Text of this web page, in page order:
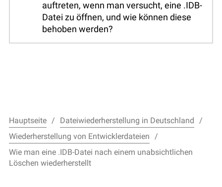
auftreten, wenn man versucht, eine .IDB-
Datei zu öffnen, und wie können diese
behoben werden?
Hauptseite
Dateiwiederherstellung in Deutschland
Wiederherstellung von Entwicklerdateien
Wie man eine .IDB-Datei nach einem unabsichtlichen
Löschen wiederherstellt